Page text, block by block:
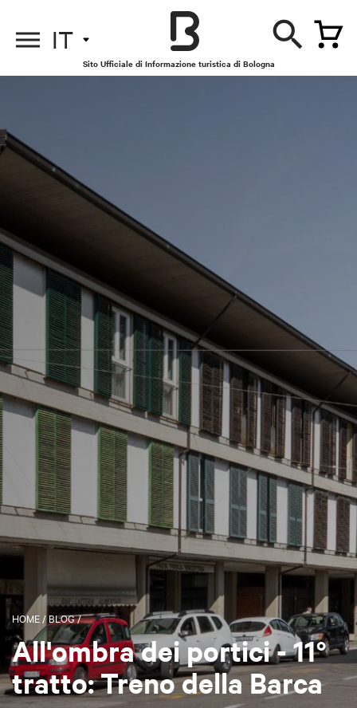
IT
Sito Ufficiale di Informazione turistica di Bologna
HOME / BLOG/
All'ombra dei portici - 11°
tratto: Treno della Barca